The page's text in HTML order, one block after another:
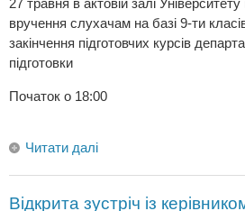
27 травня в актовій залі
вручення слухачам на базі 9-ти
закінчення підготовчих курсів
підготовки
Початок о 18:00
Читати далі
Відкрита зустріч із